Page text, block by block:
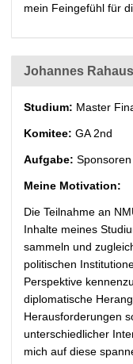
mein Feingefühl für
Johannes
Studium: Master
Komitee: GA 2nd
Aufgabe: Sponsoren
Meine Motivation:
Die Teilnahme an
Inhalte meines
sammeln und
politischen
Perspektive
diplomatische
Herausforderungen
unterschiedlicher
mich auf diese